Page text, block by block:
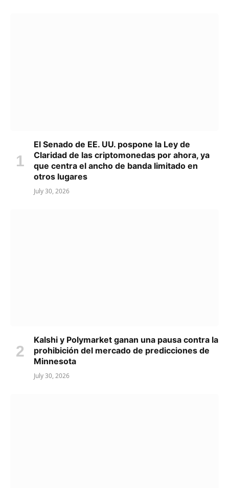
El Senado de EE. UU. pospone la Ley de
Claridad de las criptomonedas por ahora, ya
que centra el ancho de banda limitado en
otros lugares
July 30, 2026
Kalshi y Polymarket ganan una pausa contra la
prohibición del mercado de predicciones de
Minnesota
July 30, 2026